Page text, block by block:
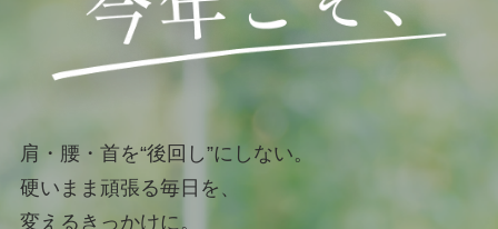
肩・腰・首を“後回し”にしない。
硬いまま頑張る毎日を、
変えるきっかけに。